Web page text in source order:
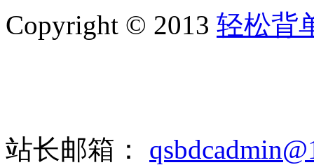
Copyright © 2013 轻松背
站长邮箱：